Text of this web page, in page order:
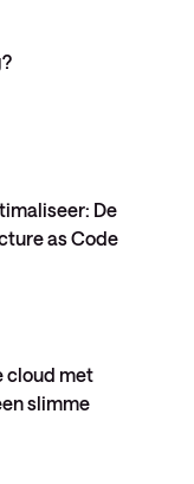
De
as Code
cloud met
slimme